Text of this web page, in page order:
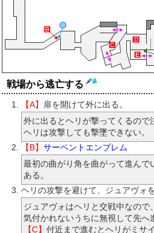
戦場から逃亡する
【A】
扉を開けて外に出る。
外に出るとヘリが撃ってくるので
ヘリは攻撃しても撃墜できない。
【B】 サーペントエンブレム
最初の曲がり角を曲がって進んで
ある。
ヘリの攻撃を避けて、ジュアヴォ
ジュアヴォはヘリと交戦中なので
気付かれないうちに無視して先へ
【C】 付近まで進むとヘリがミサ